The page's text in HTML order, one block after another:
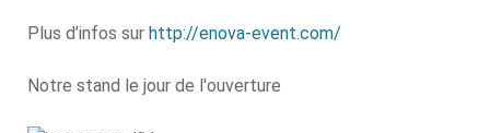
Plus d’infos sur http://enova-event.com/
Notre stand le jour de l'ouverture